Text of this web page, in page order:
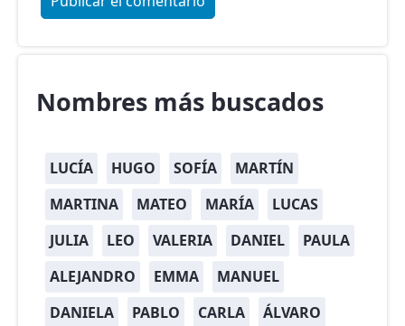
Nombres más buscados
LUCÍA HUGO SOFÍA
MARTÍN
MARTINA
MATEO MARÍA
LUCAS
JULIA
LEO VALERIA DANIEL
PAULA
ALEJANDRO
EMMA
MANUEL
DANIELA
PABLO CARLA ÁLVARO